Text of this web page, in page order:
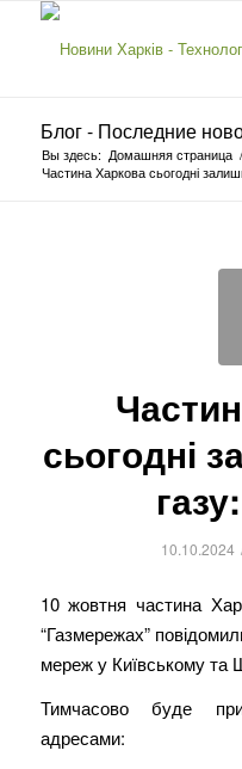
Блог - Последние
Вы здесь: Домашняя страница /
Частина Харкова сьогодні
сьогодні
10.10.2024
10 жовтня частина
“Газмережах”
мереж у Київському та
Тимчасово буде
адресами: